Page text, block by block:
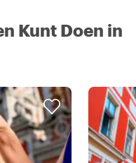
Kunt Doen in